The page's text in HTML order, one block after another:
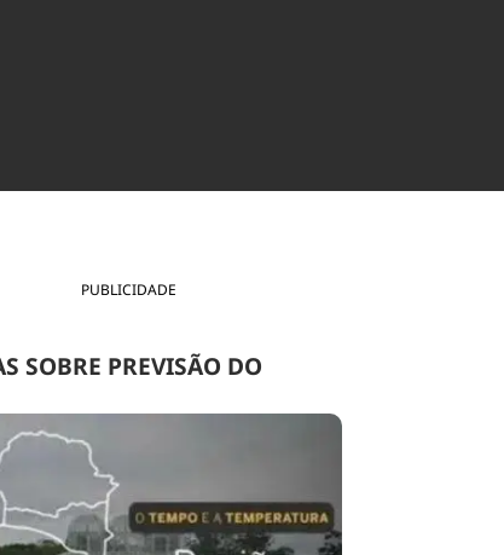
PUBLICIDADE
SOBRE PREVISÃO DO